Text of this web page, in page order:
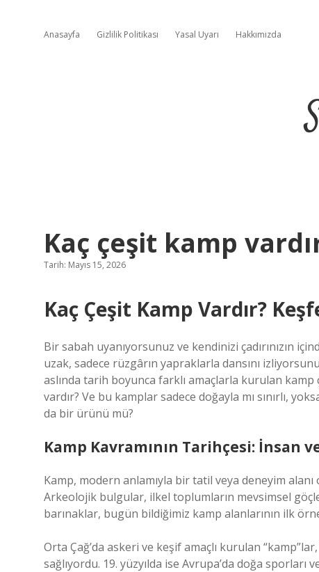
Anasayfa Gizlilik Politikası Yasal Uyarı Hakkımızda
Kaç çeşit kamp
Tarih: Mayıs 15, 2026
Kaç Çeşit Kamp Vardır?
Bir sabah uyanıyorsunuz ve kendinizi çadırınızın
uzak, sadece rüzgârın yapraklarla dansını
aslında tarih boyunca farklı amaçlarla kurulan kamp
vardır? Ve bu kamplar sadece doğayla mı sınırlı,
da bir ürünü mü?
Kamp Kavramının Tarihçesi: İnsan
Kamp, modern anlamıyla bir tatil veya deneyim
Arkeolojik bulgular, ilkel toplumların mevsimsel
barınaklar, bugün bildiğimiz kamp alanlarının ilk
Orta Çağ’da askeri ve keşif amaçlı kurulan
sağlıyordu. 19. yüzyılda ise Avrupa’da doğa